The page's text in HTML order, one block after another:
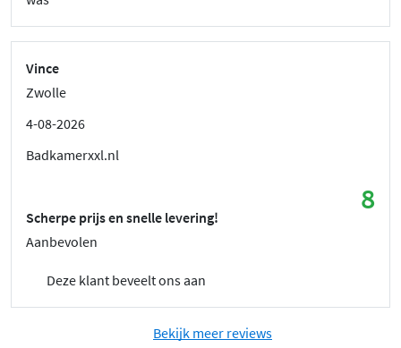
Vince
Zwolle
4-08-2026
Badkamerxxl.nl
8
Scherpe prijs en snelle levering!
Aanbevolen
Deze klant beveelt ons aan
Bekijk meer reviews